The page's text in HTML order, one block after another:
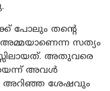
പോലും തന്റെ
അമ്മയാണെന്ന സത്യം
അതുവരെ
അവൾ
അറിഞ്ഞ ശേഷവും